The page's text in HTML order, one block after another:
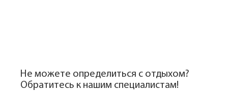
Не можете определиться с отдыхом?
Обратитесь к нашим специалистам!